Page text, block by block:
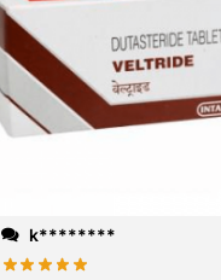
k********